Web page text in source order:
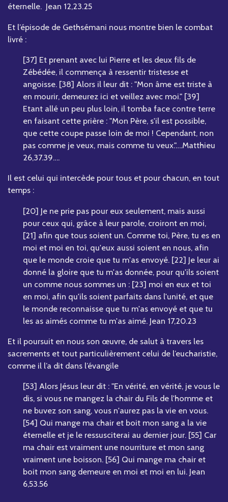
éternelle. Jean 12,23.25
Et l’épisode de Gethsémani nous montre bien le combat
livré :
[37] Et prenant avec lui Pierre et les deux fils de
Zébédée, il commença à ressentir tristesse et
angoisse. [38] Alors il leur dit : "Mon âme est triste à
en mourir, demeurez ici et veillez avec moi." [39]
Etant allé un peu plus loin, il tomba face contre terre
en faisant cette prière : "Mon Père, s'il est possible,
que cette coupe passe loin de moi ! Cependant, non
pas comme je veux, mais comme tu veux."….Matthieu
26,37.39….
Il est celui qui intercède pour tous et pour chacun, en tout
temps :
[20] Je ne prie pas pour eux seulement, mais aussi
pour ceux qui, grâce à leur parole, croiront en moi,
[21] afin que tous soient un. Comme toi, Père, tu es en
moi et moi en toi, qu'eux aussi soient en nous, afin
que le monde croie que tu m'as envoyé. [22] Je leur ai
donné la gloire que tu m'as donnée, pour qu'ils soient
un comme nous sommes un : [23] moi en eux et toi
en moi, afin qu'ils soient parfaits dans l'unité, et que
le monde reconnaisse que tu m'as envoyé et que tu
les as aimés comme tu m'as aimé. Jean 17,20.23
Et il poursuit en nous son œuvre, de salut à travers les
sacrements et tout particulièrement celui de l’eucharistie,
comme il l’a dit dans l’évangile
[53] Alors Jésus leur dit : "En vérité, en vérité, je vous le
dis, si vous ne mangez la chair du Fils de l'homme et
ne buvez son sang, vous n'aurez pas la vie en vous.
[54] Qui mange ma chair et boit mon sang a la vie
éternelle et je le ressusciterai au dernier jour. [55] Car
ma chair est vraiment une nourriture et mon sang
vraiment une boisson. [56] Qui mange ma chair et
boit mon sang demeure en moi et moi en lui. Jean
6,53.56